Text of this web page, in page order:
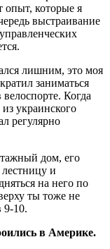
опыт, которые я
выстраивание
лишним, это моя
заниматься
Когда
украинского
регулярно
дом, его
и
на него по
ты тоже не
9-10.
в Америке.